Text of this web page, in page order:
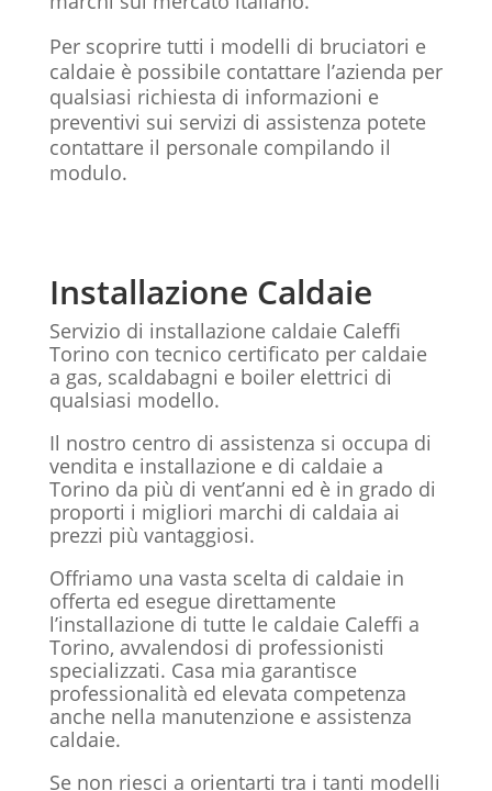
Per scoprire tutti i modelli di bruciatori e
caldaie è possibile contattare l’azienda per
qualsiasi richiesta di informazioni e
preventivi sui servizi di assistenza potete
contattare il personale compilando il
modulo.
Installazione Caldaie
Servizio di installazione caldaie Caleffi
Torino con tecnico certificato per caldaie
a gas, scaldabagni e boiler elettrici di
qualsiasi modello.
Il nostro centro di assistenza si occupa di
vendita e installazione e di caldaie a
Torino da più di vent’anni ed è in grado di
proporti i migliori marchi di caldaia ai
prezzi più vantaggiosi.
Offriamo una vasta scelta di caldaie in
offerta ed esegue direttamente
l’installazione di tutte le caldaie Caleffi a
Torino, avvalendosi di professionisti
specializzati. Casa mia garantisce
professionalità ed elevata competenza
anche nella manutenzione e assistenza
caldaie.
Se non riesci a orientarti tra i tanti modelli